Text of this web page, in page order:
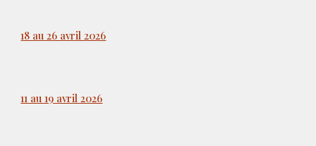
18 au 26 avril 2026
11 au 19 avril 2026